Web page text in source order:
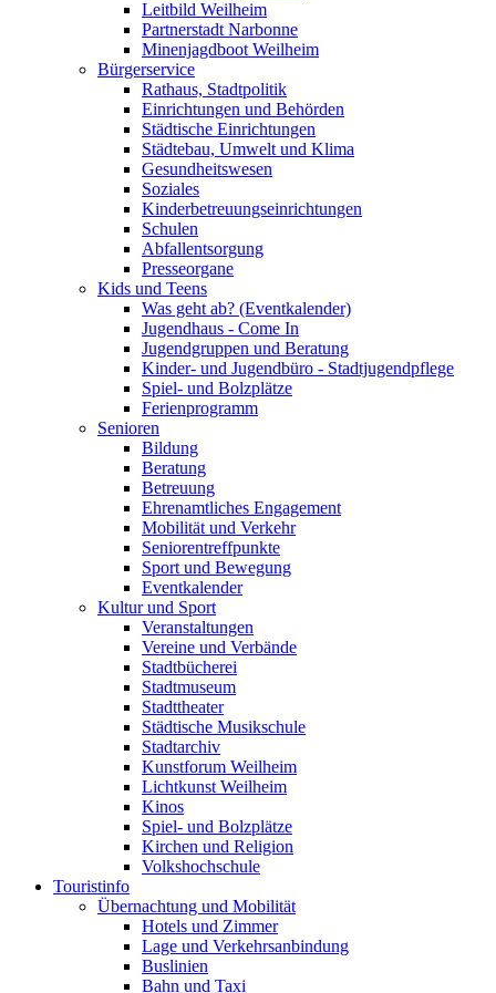
Leitbild Weilheim
Partnerstadt Narbonne
Minenjagdboot Weilheim
Bürgerservice
Rathaus, Stadtpolitik
Einrichtungen und Behörden
Städtische Einrichtungen
Städtebau, Umwelt und Klima
Gesundheitswesen
Soziales
Kinderbetreuungseinrichtungen
Schulen
Abfallentsorgung
Presseorgane
Kids und Teens
Was geht ab? (Eventkalender)
Jugendhaus - Come In
Jugendgruppen und Beratung
Kinder- und Jugendbüro - Stadtjugendpflege
Spiel- und Bolzplätze
Ferienprogramm
Senioren
Bildung
Beratung
Betreuung
Ehrenamtliches Engagement
Mobilität und Verkehr
Seniorentreffpunkte
Sport und Bewegung
Eventkalender
Kultur und Sport
Veranstaltungen
Vereine und Verbände
Stadtbücherei
Stadtmuseum
Stadttheater
Städtische Musikschule
Stadtarchiv
Kunstforum Weilheim
Lichtkunst Weilheim
Kinos
Spiel- und Bolzplätze
Kirchen und Religion
Volkshochschule
Touristinfo
Übernachtung und Mobilität
Hotels und Zimmer
Lage und Verkehrsanbindung
Buslinien
Bahn und Taxi